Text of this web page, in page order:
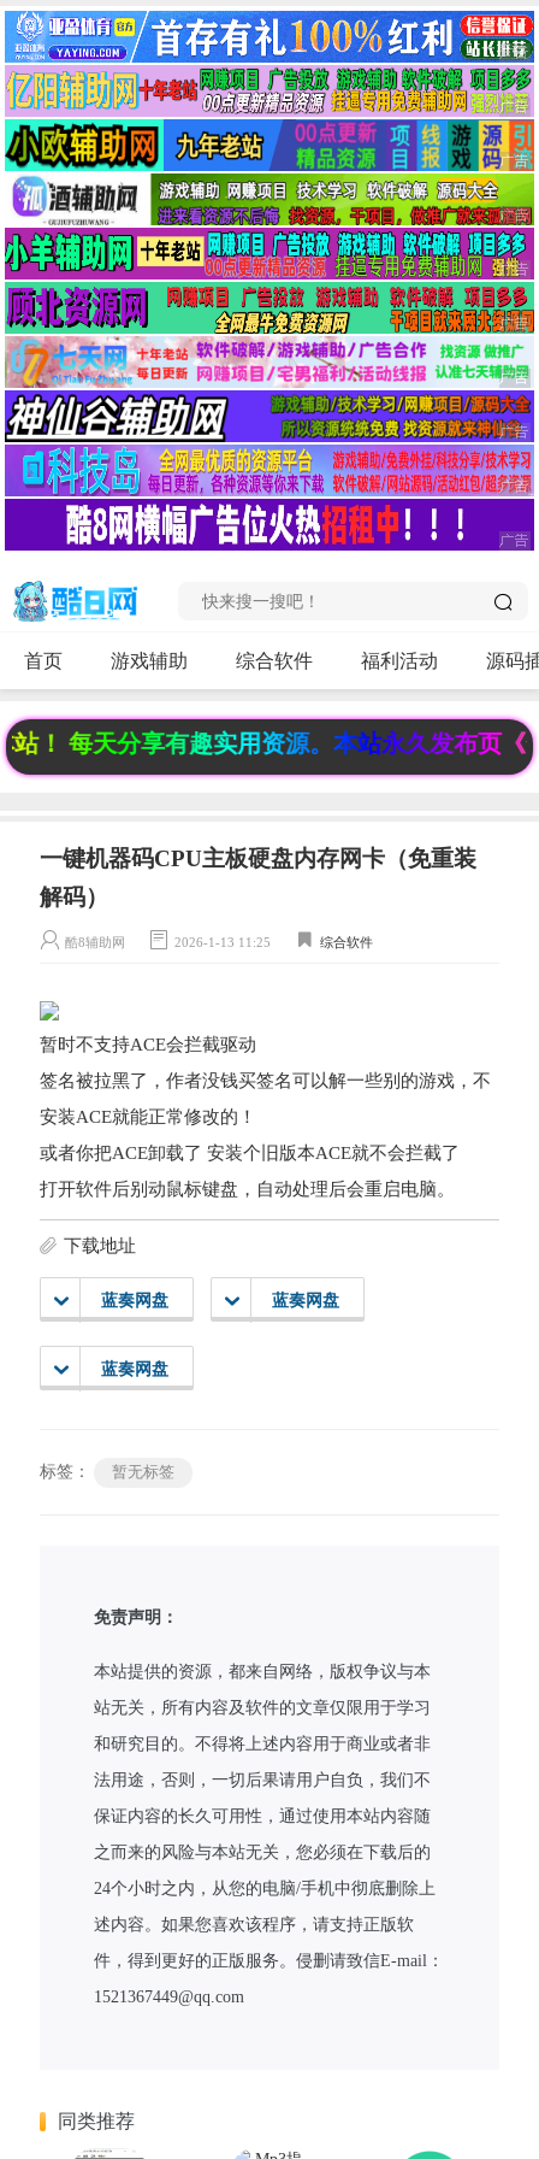
首页 游戏辅助 综合软件 福利活动 源码
！ 每天分享有趣实用资源。本站永久发布页《
一键机器码CPU主板硬盘内存网卡（免重装
解码）
酷8辅助网 2026-1-13 11:25 综合软件
暂时不支持ACE会拦截驱动
签名被拉黑了，作者没钱买签名可以解一些别的游戏，不
安装ACE就能正常修改的！
或者你把ACE卸载了 安装个旧版本ACE就不会拦截了
打开软件后别动鼠标键盘，自动处理后会重启电脑。
下载地址
蓝奏网盘 蓝奏网盘
蓝奏网盘
标签： 暂无标签
免责声明：
本站提供的资源，都来自网络，版权争议与本
站无关，所有内容及软件的文章仅限用于学习
和研究目的。不得将上述内容用于商业或者非
法用途，否则，一切后果请用户自负，我们不
保证内容的长久可用性，通过使用本站内容随
之而来的风险与本站无关，您必须在下载后的
24个小时之内，从您的电脑/手机中彻底删除上
述内容。如果您喜欢该程序，请支持正版软
件，得到更好的正版服务。侵删请致信E-mail：
1521367449@qq.com
同类推荐